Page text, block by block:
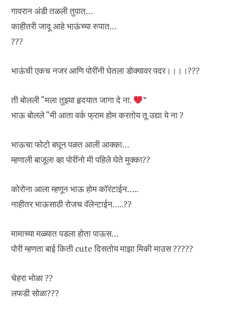
गावरान अंडी तळली तुपात…
काहीतरी जादू आहे भाऊंच्या रुपात…
???
भाऊंची एकच नजर आणि पोरींनी घेतला डोक्यावर पदर।।।।???
ती बोलली “मला तुझ्या हृदयात जागा दे ना.
”
भाऊ बोलले “मी आता वर्क फ्राम होम करतोय तू उद्या ये ना ?
भाऊचा फोटो बघून पळत आली आक्का…
म्हणाली बाजूला व्हा पोरींनो मी पहिले घेते मुक्का??
कोरोना आला म्हणून भाऊ होम कॉरंटाईन…..
नाहीतर भाऊसाठी रोजच वॅलेन्टाईन…..??
मामाच्या मळ्यात पडला होता पाऊस…
पोरी म्हणता बाई किती cute दिसतोय माझा मिकी माउस ?????
चेहरा भोळा ??
लफडी सोळा???